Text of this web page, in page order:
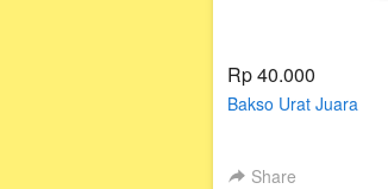
Rp 40.000
Bakso Urat Juara
Share